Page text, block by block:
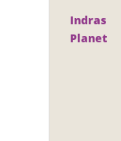
Indras
Planet